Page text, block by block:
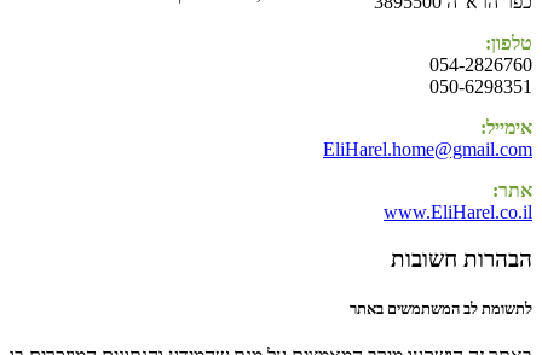
טלפון:
054-2826760
050-6298351
אימייל:
EliHarel.home@gmail.com
אתר:
www.EliHarel.co.il
הבהרות חשובות
לתשומת לב המשתמשים באתר